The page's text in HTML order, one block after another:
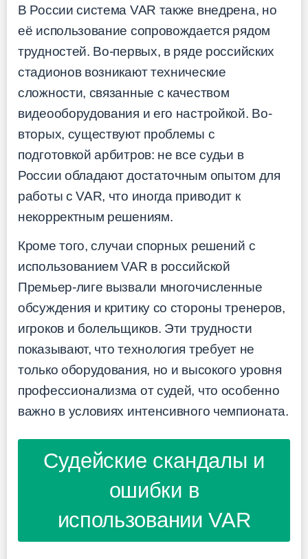
В России система VAR также внедрена, но
её использование сопровождается рядом
трудностей. Во-первых, в ряде российских
стадионов возникают технические
сложности, связанные с качеством
видеооборудования и его настройкой. Во-
вторых, существуют проблемы с
подготовкой арбитров: не все судьи в
России обладают достаточным опытом для
работы с VAR, что иногда приводит к
некорректным решениям.
Кроме того, случаи спорных решений с
использованием VAR в российской
Премьер-лиге вызвали многочисленные
обсуждения и критику со стороны тренеров,
игроков и болельщиков. Эти трудности
показывают, что технология требует не
только оборудования, но и высокого уровня
профессионализма от судей, что особенно
важно в условиях интенсивного чемпионата.
Судейские скандалы и
ошибки в
использовании VAR